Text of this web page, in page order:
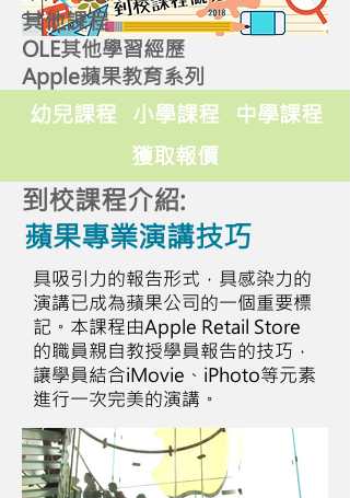
其他課程
OLE其他學習經歷
Apple蘋果教育系列
幼兒課程 小學課程
中學課程
獲取報價
到校課程介紹:
蘋果專業演講技巧
具吸引力的報告形式，具感染力的
演講已成為蘋果公司的一個重要標
記。本課程由Apple Retail Store
的職員親自教授學員報告的技巧，
讓學員結合iMovie、iPhoto等元素
進行一次完美的演講。